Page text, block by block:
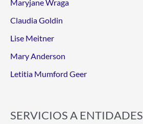
Maryjane Wraga
Claudia Goldin
Lise Meitner
Mary Anderson
Letitia Mumford Geer
SERVICIOS A ENTIDADES